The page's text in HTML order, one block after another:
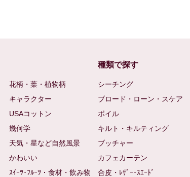
花柄・葉・植物柄
キャラクター
USAコットン
幾何学
天気・星など自然風景
かわいい
ｽｲｰﾂ･ﾌﾙｰﾂ・食材・飲み物
種類で探す
シーチング
ブロード・ローン・スケア
ボイル
キルト・キルティング
ブッチャー
カフェカーテン
合皮・ﾚｻﾞｰ･ｽｴｰﾄﾞ